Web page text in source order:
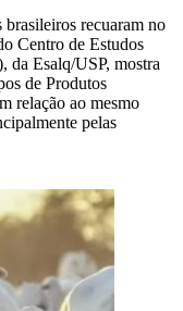
brasileiros recuaram no
Centro de Estudos
da Esalq/USP, mostra
de Produtos
relação ao mesmo
pelas